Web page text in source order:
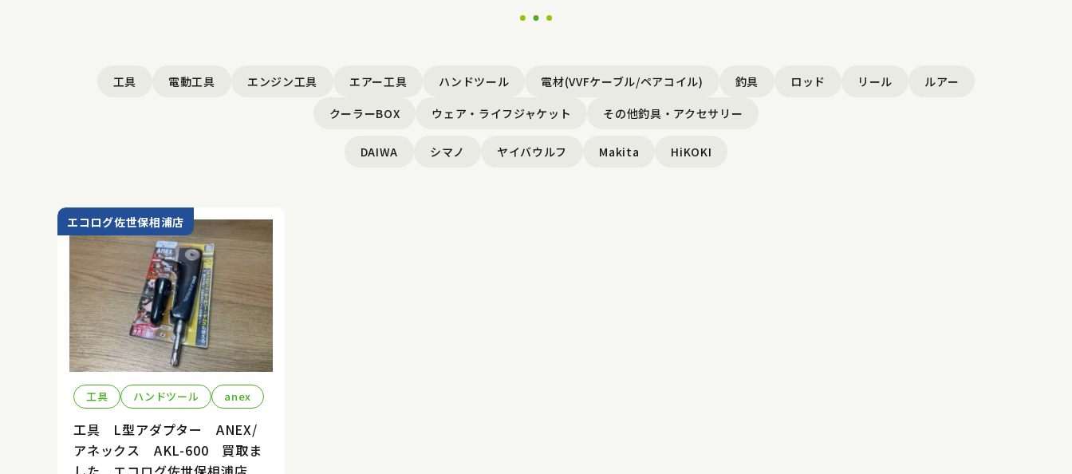
工具 電動工具 エンジン工具 エアー工具 ハンドツール 電材(VVFケーブル/ペアコイル) 釣具 ロッド リール
ルアー
クーラーBOX
ウェア・ライフジャケット その他釣具・アクセサリー
DAIWA シマノ ヤイバウルフ Makita HiKOKI
エコログ佐世保相浦店
工具 ハンドツール anex
工具 L型アダプター ANEX/
アネックス AKL-600 買取ま